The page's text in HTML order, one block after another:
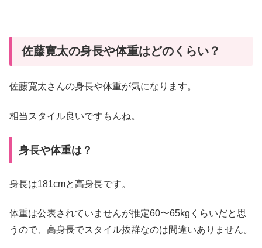
佐藤寛太の身長や体重はどのくらい？
佐藤寛太さんの身長や体重が気になります。
相当スタイル良いですもんね。
身長や体重は？
身長は181cmと高身長です。
体重は公表されていませんが推定60〜65kgくらいだと思
うので、高身長でスタイル抜群なのは間違いありません。